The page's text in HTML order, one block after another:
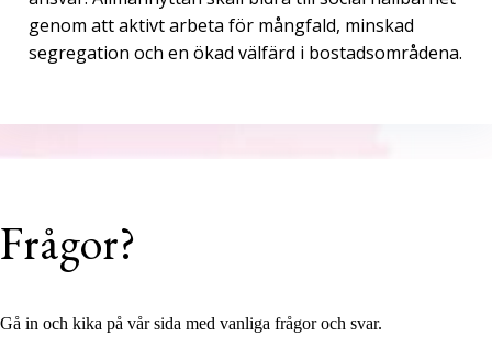
genom att aktivt arbeta för mångfald, minskad
segregation och en ökad välfärd i bostadsområdena.
Frågor?
Gå in och kika på vår sida med vanliga frågor och svar.